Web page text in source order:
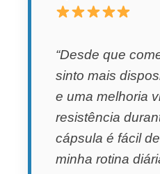
“Desde que
sinto mais
e uma melhoria
resistência
cápsula é fácil
minha rotina